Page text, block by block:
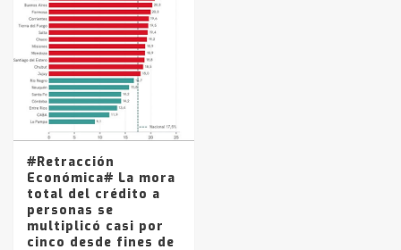
#Retracción
Económica# La mora
total del crédito a
personas se
multiplicó casi por
cinco desde fines de